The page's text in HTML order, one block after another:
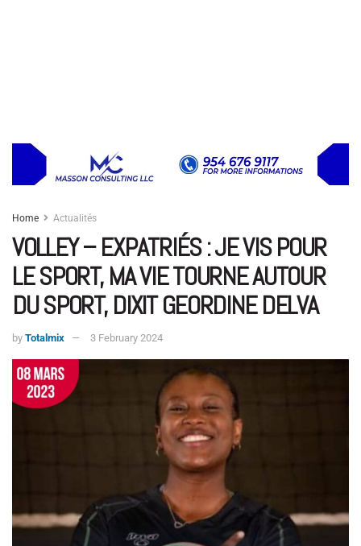
Home Actualités
VOLLEY – EXPATRIÉS : JE VIS POUR
LE SPORT, MA VIE TOURNE AUTOUR
DU SPORT, DIXIT GEORDINE DELVA
by Totalmix 3 February 2024